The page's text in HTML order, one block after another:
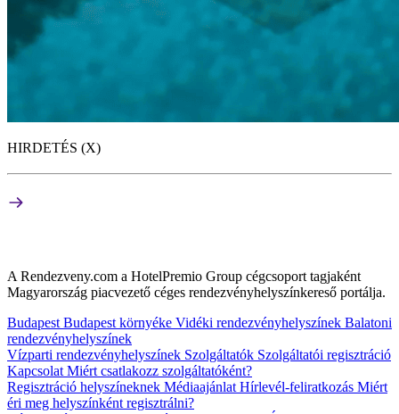
HIRDETÉS (X)
A Rendezveny.com a HotelPremio Group cégcsoport tagjaként
Magyarország piacvezető céges rendezvényhelyszínkereső portálja.
BudapestBudapest környéke Vidéki rendezvényhelyszínek Balatoni
rendezvényhelyszínek
Vízparti rendezvényhelyszínek Szolgáltatók Szolgáltatói regisztráció
KapcsolatMiért csatlakozz szolgáltatóként?
Regisztráció helyszíneknek MédiaajánlatHírlevél-feliratkozás Miért
éri meg helyszínként regisztrálni?